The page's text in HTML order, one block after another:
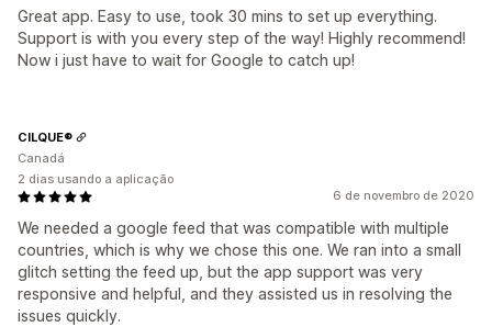
Great app. Easy to use, took 30 mins to set up everything.
Support is with you every step of the way! Highly recommend!
Now i just have to wait for Google to catch up!
6 de novembro de 2020
We needed a google feed that was compatible with multiple
countries, which is why we chose this one. We ran into a small
glitch setting the feed up, but the app support was very
responsive and helpful, and they assisted us in resolving the
issues quickly.
CILQUE®
Canadá
2 dias usando a aplicação